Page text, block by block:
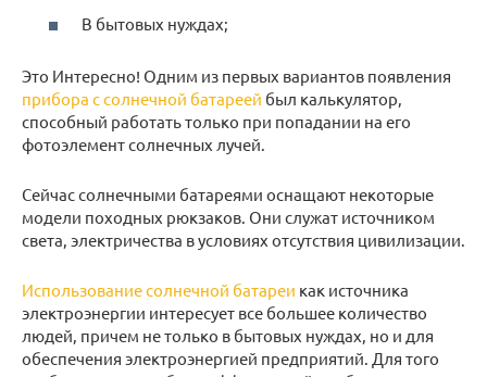
В бытовых нуждах;
Это Интересно! Одним из первых вариантов появления
прибора с солнечной батареей был калькулятор,
способный работать только при попадании на его
фотоэлемент солнечных лучей.
Сейчас солнечными батареями оснащают некоторые
модели походных рюкзаков. Они служат источником
света, электричества в условиях отсутствия цивилизации.
Использование солнечной батареи как источника
электроэнергии интересует все большее количество
людей, причем не только в бытовых нуждах, но и для
обеспечения электроэнергией предприятий. Для того